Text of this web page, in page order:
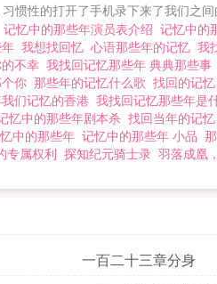
惯性的打开了手机录下来了我们之间
记忆中的那些年演员表介绍 记忆中的
我想找回忆 心语那些年的记忆 我
不幸 我找回记忆那些年 典典那些事
你 那些年的记忆什么歌 找回的记忆
们记忆的香港 我找回记忆那些年是
忆中的那些年剧本杀 找回当年的记忆
中的那些年 记忆中的那些年 小品
专属权利 探知纪元骑士录 羽落成凰
一百二十三章分身